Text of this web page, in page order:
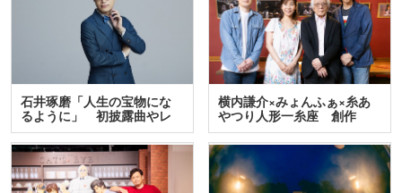
石井琢磨「人生の宝物にな
るように」 初披露曲やレ
ア…
横内謙介×みょんふぁ×糸あ
やつり人形一糸座 創作
人…